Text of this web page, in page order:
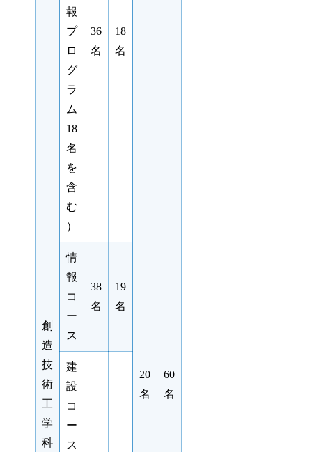
創
造
技
術
工
学
科
20
名
60
名
報
プ
ロ
グ
ラ
ム
18
名
を
含
む
）
36
名
18
名
情
報
コ
ー
ス
38
名
19
名
建
設
コ
ー
ス